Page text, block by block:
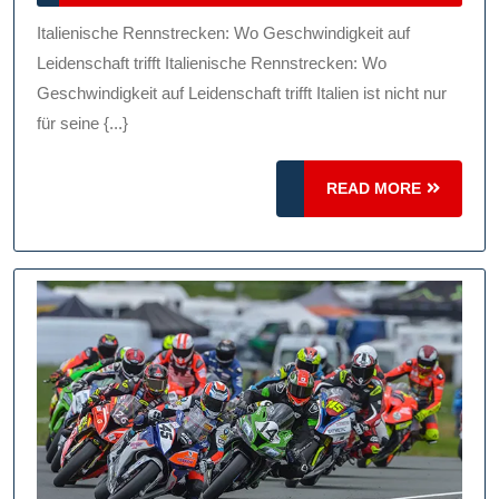
Der
Italienischen
Rennstrecken:
Leidenschaft
2026
Italienische Rennstrecken: Wo Geschwindigkeit auf
Leidenschaft trifft Italienische Rennstrecken: Wo
Geschwindigkeit auf Leidenschaft trifft Italien ist nicht nur
für seine {...}
READ MORE
READ
MORE